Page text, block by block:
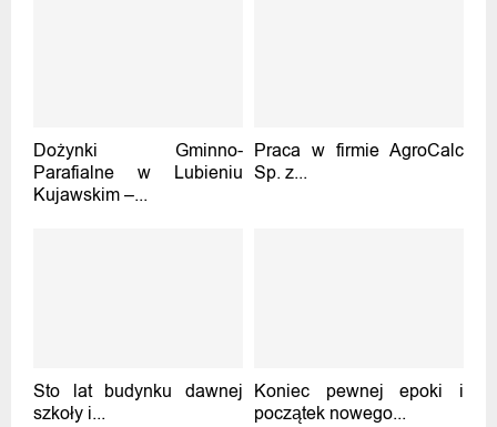
Dożynki Gminno-
Parafialne w Lubieniu
Kujawskim –...
Praca w firmie AgroCalc
Sp. z...
Sto lat budynku dawnej
szkoły i...
Koniec pewnej epoki i
początek nowego...